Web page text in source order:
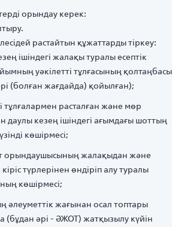
орындау керек:
растайтын құжаттарды тіркеу:
ішіндегі жалақы туралы есептік
уәкілетті тұлғасының қолтаңбасы
(болған жағдайда) қойылған);
тұлғалармен расталған және мөр
даулы кезең ішіндегі ағымдағы шоттың
көшірмесі;
орындаушысының жалақыдан және
түрлерінен өндіріп алу туралы
көшірмесі;
әлеуметтiк жағынан осал топтары
(бұдан әрi - ӘЖОТ) жатқызылу күйін